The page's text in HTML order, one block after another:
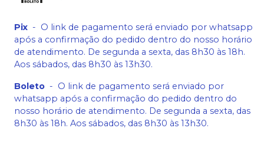
Pix - O link de pagamento será enviado por whatsapp
após a confirmação do pedido dentro do nosso horário
de atendimento. De segunda a sexta, das 8h30 às 18h.
Aos sábados, das 8h30 às 13h30.
Boleto - O link de pagamento será enviado por
whatsapp após a confirmação do pedido dentro do
nosso horário de atendimento. De segunda a sexta, das
8h30 às 18h. Aos sábados, das 8h30 às 13h30.